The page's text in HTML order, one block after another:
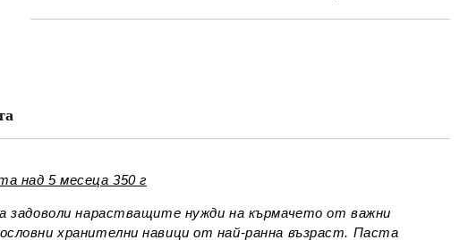
данни
над 5 месеца 350 г
задоволи нарастващите нужди на кърмачето от важни
хранителни навици от най-ранна възраст. Паста